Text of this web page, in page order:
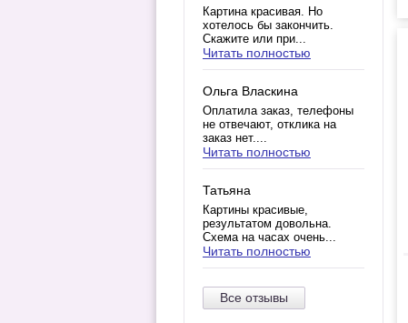
Картина красивая. Но
хотелось бы закончить.
Скажите или при...
Читать полностью
Ольга Власкина
Оплатила заказ, телефоны
не отвечают, отклика на
заказ нет....
Читать полностью
Татьяна
Картины красивые,
результатом довольна.
Схема на часах очень...
Читать полностью
Все отзывы